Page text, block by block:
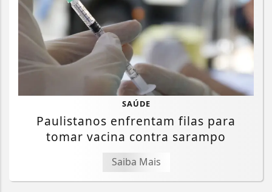
SAÚDE
Paulistanos enfrentam filas para
tomar vacina contra sarampo
Saiba Mais